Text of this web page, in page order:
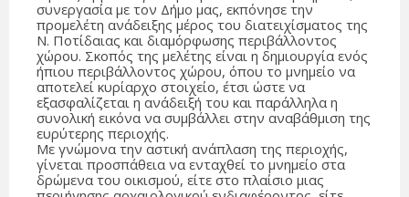
συνεργασία με τον Δήμο μας, εκπόνησε την
προμελέτη ανάδειξης μέρος του διατειχίσματος της
Ν. Ποτίδαιας και διαμόρφωσης περιβάλλοντος
χώρου. Σκοπός της μελέτης είναι η δημιουργία ενός
ήπιου περιβάλλοντος χώρου, όπου το μνημείο να
αποτελεί κυρίαρχο στοιχείο, έτσι ώστε να
εξασφαλίζεται η ανάδειξή του και παράλληλα η
συνολική εικόνα να συμβάλλει στην αναβάθμιση της
ευρύτερης περιοχής.
Με γνώμονα την αστική ανάπλαση της περιοχής,
γίνεται προσπάθεια να ενταχθεί το μνημείο στα
δρώμενα του οικισμού, είτε στο πλαίσιο μιας